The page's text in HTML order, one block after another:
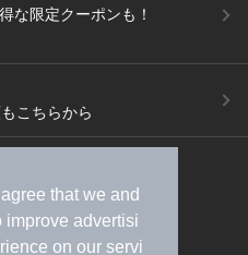
that we and
improve advertisi
on our servi
な限定クーポンも！
こちらから
）
広告出稿のご案内
ルMEMBERS+規約